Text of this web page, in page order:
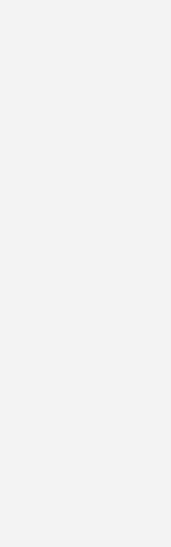
mit
von Climaveneta (Mitsubishi
sind mit
Axialventilatoren ausgestattet.
über zwei